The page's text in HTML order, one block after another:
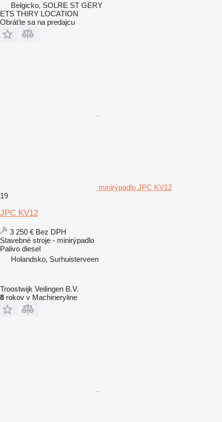
Belgicko, SOLRE ST GERY
ETS THIRY LOCATION
Obráťte sa na predajcu
minirýpadlo JPC KV12
19
JPC KV12
3 250 € Bez DPH
Stavebné stroje - minirýpadlo
Palivo diesel
Holandsko, Surhuisterveen
Troostwijk Veilingen B.V.
8 rokov v Machineryline